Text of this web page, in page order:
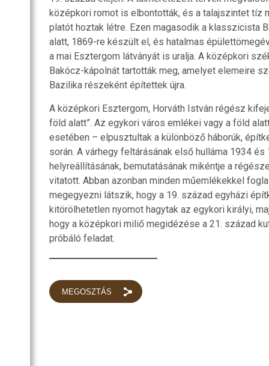
középkori romot is elbontották, és a talajszintet tíz
platót hoztak létre. Ezen magasodik a klasszicista
alatt, 1869-re készült el, és hatalmas
a mai Esztergom látványát is uralja. A középkori
Bakócz-kápolnát tartották meg, amelyet elemeire
Bazilika részeként építettek újra.
A középkori Esztergom, Horváth István régész
föld alatt”. Az egykori város emlékei vagy a föld
esetében – elpusztultak a különböző háborúk,
során. A várhegy feltárásának első hulláma 1934
helyreállításának, bemutatásának mikéntje a
vitatott. Abban azonban minden műemlékekkel
megegyezni látszik, hogy a 19. század egyházi
kitörölhetetlen nyomot hagytak az egykori királyi,
hogy a középkori miliő megidézése a 21. század
próbáló feladat.
MEGOSZTÁS